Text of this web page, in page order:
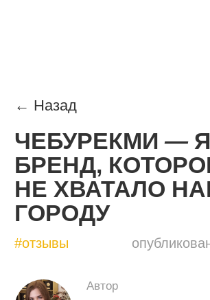
Автор
Антонина Дремова
редактор 20×80, автор статей,
выпускница школы «Бюро
Гребенюка, отличает маржу от моржа
ЧЕБУРЕКМИ
БРЕНД, КОТОРОГО
НЕ ХВАТАЛО НАШЕМУ
ГОРОДУ
#отзывы опубликовано 30.09.2022